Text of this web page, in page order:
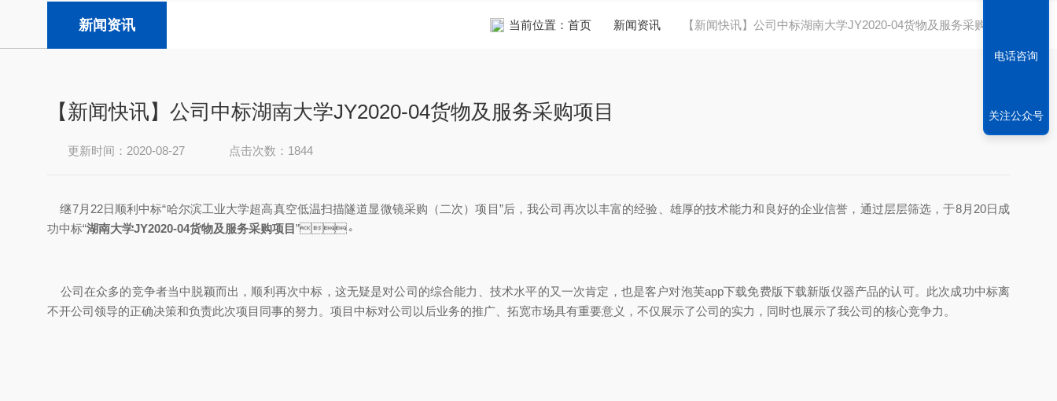
新闻资讯 当前位置： 首页 新闻资讯 【新闻快讯】公司中标湖南大学JY2020-04货物及服务采购项目
【新闻快讯】公司中标湖南大学JY2020-04货物及服务采购项目
更新时间：2020-08-27 点击次数：1844
继7月22日顺利中标“哈尔滨工业大学超高真空低温扫描隧道显微镜采购（二次）项目”后，我公司再次以丰富的经验、雄厚的技术能力和良好的企业信誉，通过层层筛选，于8月20日成
功中标“湖南大学JY2020-04货物及服务采购项目 ”。
公司在众多的竞争者当中脱颖而出，顺利再次中标，这无疑是对公司的综合能力、技术水平的又一次肯定，也是客户对泡芙app下载免费版下载新版仪器产品的认可。此次成功中标离
不开公司领导的正确决策和负责此次项目同事的努力。项目中标对公司以后业务的推广、拓宽市场具有重要意义，不仅展示了公司的实力，同时也展示了我公司的核心竞争力。
电话咨询
关注公众号